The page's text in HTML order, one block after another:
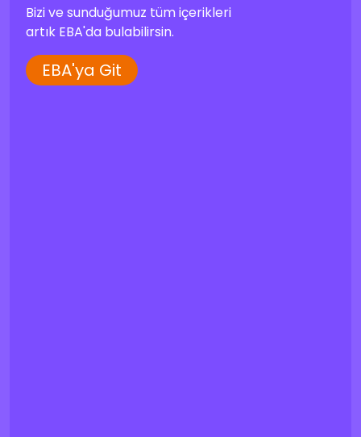
Bizi ve sunduğumuz tüm içerikleri
artık EBA'da bulabilirsin.
EBA'ya Git